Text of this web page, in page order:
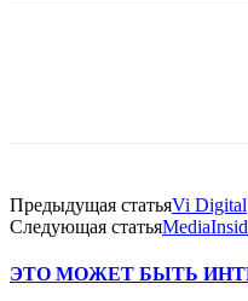
Предыдущая статьяVi Digital
Следующая статья
ЭТО МОЖЕТ БЫТЬ